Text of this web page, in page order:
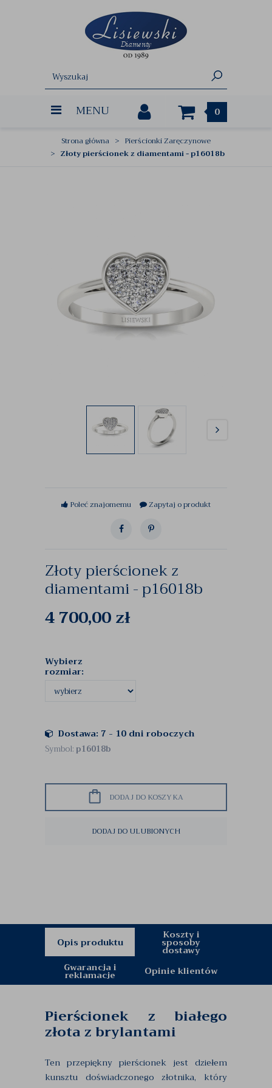
MENU 0
Strona główna
Pierścionki Zaręczynowe
Złoty pierścionek z diamentami - p16018b
Poleć znajomemu Zapytaj o produkt
Złoty pierścionek z
diamentami - p16018b
4 700,00zł
Wybierz
rozmiar:
Dostawa: 7 - 10 dni roboczych
Symbol:p16018b
DODAJ DO KOSZYKA
DODAJ DO ULUBIONYCH
Opis produktu
Koszty i
sposoby
dostawy
Gwarancja i
reklamacje Opinie klientów
Pierścionek z białego
złota z brylantami
Ten przepiękny pierścionek jest dziełem
kunsztu doświadczonego złotnika, który